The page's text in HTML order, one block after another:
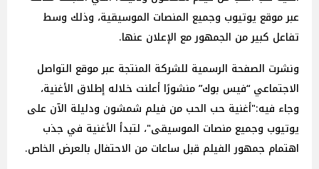
عبر موقع يوتيوب وجميع المنصات الموسيقية، وذلك وسط
تفاعل كبير من الجمهور مع الإعلان عنها.
ونشرت الصفحة الرسمية للشركة المنتجة عبر موقع التواصل
الاجتماعي “فيس بوك” منشورًا أعلنت خلاله إطلاق الأغنية،
وجاء فيه:"أغنية حب الحب من فيلم شمشون ودليلة الآن على
يوتيوب وجميع منصات الموسيقى"، لتبدأ الأغنية في جذب
اهتمام جمهور الفيلم قبل ساعات من الاحتفال بالعرض الخاص.